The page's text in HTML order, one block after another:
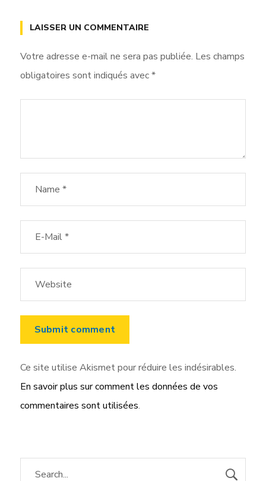
LAISSER UN COMMENTAIRE
Votre adresse e-mail ne sera pas publiée. Les champs
obligatoires sont indiqués avec*
Ce site utilise Akismet pour réduire les indésirables.
En savoir plus sur comment les données de vos
commentaires sont utilisées.